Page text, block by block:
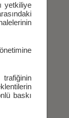
yetkiliye
baskı